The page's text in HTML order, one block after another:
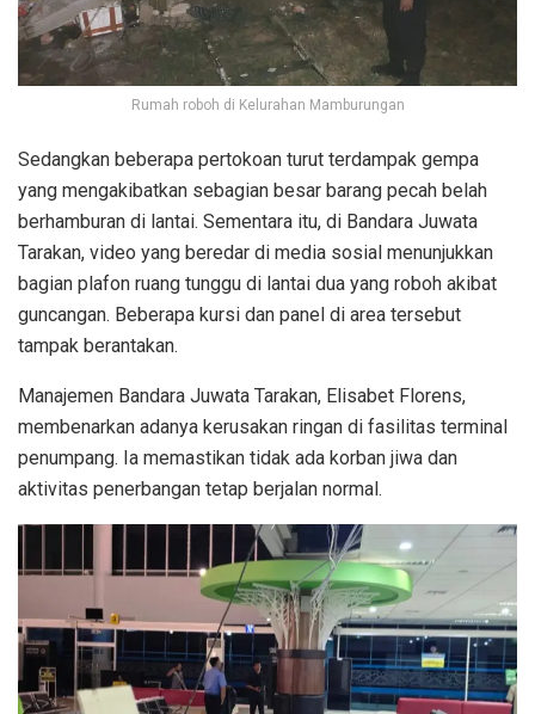
Rumah roboh di Kelurahan Mamburungan
Sedangkan beberapa pertokoan turut terdampak gempa
yang mengakibatkan sebagian besar barang pecah belah
berhamburan di lantai. Sementara itu, di Bandara Juwata
Tarakan, video yang beredar di media sosial menunjukkan
bagian plafon ruang tunggu di lantai dua yang roboh akibat
guncangan. Beberapa kursi dan panel di area tersebut
tampak berantakan.
Manajemen Bandara Juwata Tarakan, Elisabet Florens,
membenarkan adanya kerusakan ringan di fasilitas terminal
penumpang. Ia memastikan tidak ada korban jiwa dan
aktivitas penerbangan tetap berjalan normal.